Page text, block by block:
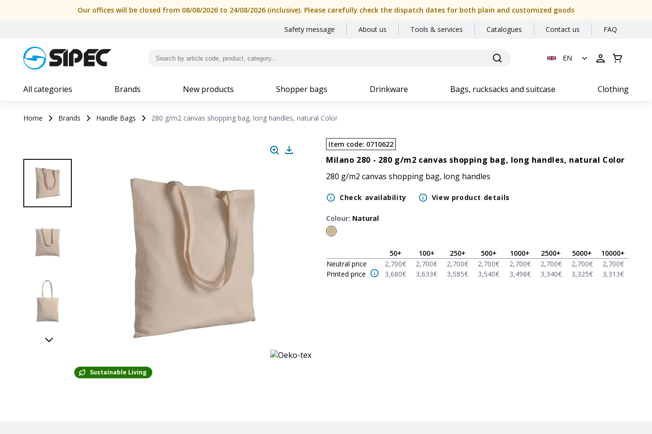
Our offices will be closed from 08/08/2026 to 24/08/2026 (inclusive). Please carefully check the dispatch dates for both plain and customized goods
Safety message About us Tools & services Catalogues Contact us FAQ
EN
All categories Brands New products Shopper bags Drinkware Bags, rucksacks and suitcase Clothing
Home Brands Handle Bags 280 g/m2 canvas shopping bag, long handles, natural Color
Sustainable Living
Item code: 0710622
Milano 280 - 280 g/m2 canvas shopping bag, long handles, natural Color
280 g/m2 canvas shopping bag, long handles
Check availability View product details
Colour: Natural
50+ 100+ 250+ 500+ 1000+ 2500+ 5000+ 10000+
Neutral price
2,700€ 2,700€ 2,700€ 2,700€ 2,700€ 2,700€ 2,700€ 2,700€
Printed price
3,680€ 3,633€ 3,585€ 3,540€ 3,498€ 3,340€ 3,325€ 3,313€